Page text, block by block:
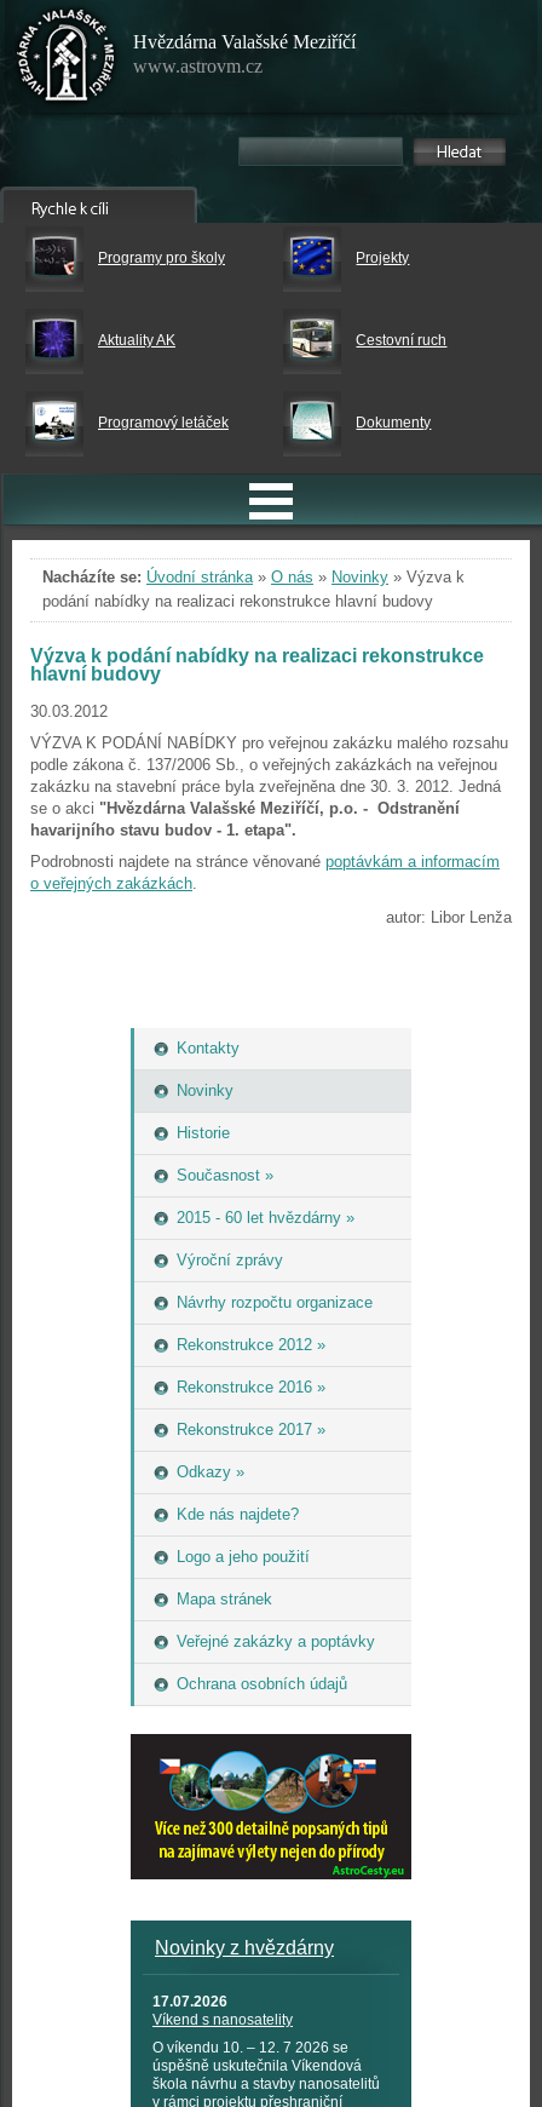
Hvězdárna Valašské Meziříčí
www.astrovm.cz
Programy pro školy Projekty
Aktuality AK Cestovní ruch
Programový letáček Dokumenty
Kontakty
Novinky
Historie
Současnost »
2015 - 60 let hvězdárny »
Výroční zprávy
Návrhy rozpočtu organizace
Rekonstrukce 2012 »
Rekonstrukce 2016 »
Rekonstrukce 2017 »
Odkazy »
Kde nás najdete?
Logo a jeho použití
Mapa stránek
Veřejné zakázky a poptávky
Ochrana osobních údajů
Novinky z hvězdárny
17.07.2026
Víkend s nanosatelity
O víkendu 10. – 12. 7 2026 se
úspěšně uskutečnila Víkendová
škola návrhu a stavby nanosatelitů
v rámci projektu přeshraniční
Nacházíte se: Úvodní stránka» O nás » Novinky » Výzva k
podání nabídky na realizaci rekonstrukce hlavní budovy
Výzva k podání nabídky na realizaci rekonstrukce
hlavní budovy
30.03.2012
VÝZVA K PODÁNÍ NABÍDKY pro veřejnou zakázku malého rozsahu
podle zákona č. 137/2006 Sb., o veřejných zakázkách na veřejnou
zakázku na stavební práce byla zveřejněna dne 30. 3. 2012. Jedná
se o akci "Hvězdárna Valašské Meziříčí, p.o. - Odstranění
havarijního stavu budov - 1. etapa".
Podrobnosti najdete na stránce věnované poptávkám a informacím
o veřejných zakázkách.
autor: Libor Lenža